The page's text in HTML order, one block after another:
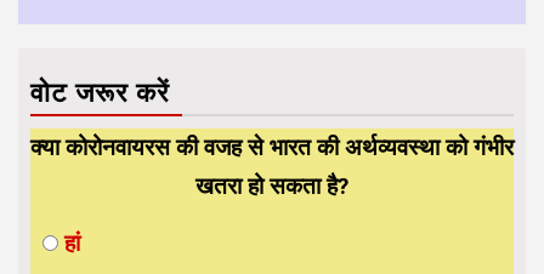
वोट जरूर करें
क्या कोरोनवायरस की वजह से भारत की अर्थव्यवस्था को गंभीर
खतरा हो सकता है?
हां